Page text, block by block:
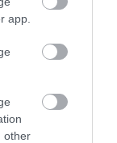
app.
other